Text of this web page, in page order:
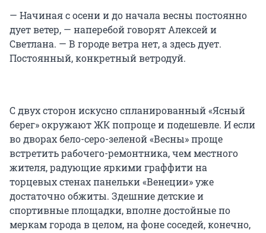
— Начиная с осени и до начала весны постоянно
дует ветер, — наперебой говорят Алексей и
Светлана. — В городе ветра нет, а здесь дует.
Постоянный, конкретный ветродуй.
С двух сторон искусно спланированный «Ясный
берег» окружают ЖК попроще и подешевле. И если
во дворах бело-серо-зеленой «Весны» проще
встретить рабочего-ремонтника, чем местного
жителя, радующие яркими граффити на
торцевых стенах панельки «Венеции» уже
достаточно обжиты. Здешние детские и
спортивные площадки, вполне достойные по
меркам города в целом, на фоне соседей, конечно,